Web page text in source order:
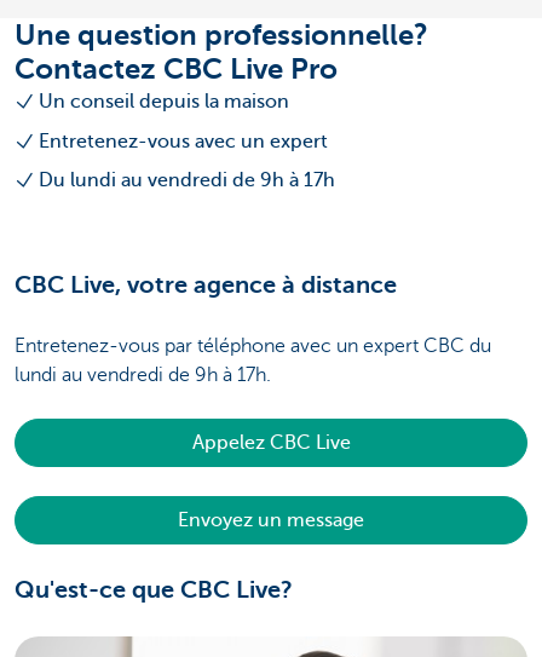
Une question professionnelle?
Contactez CBC Live Pro
Un conseil depuis la maison
Entretenez-vous avec un expert
Du lundi au vendredi de 9h à 17h
CBC Live, votre agence à distance
Entretenez-vous par téléphone avec un expert CBC du
lundi au vendredi de 9h à 17h.
Appelez CBC Live
Envoyez un message
Qu'est-ce que CBC Live?